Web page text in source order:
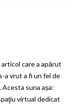
care a apărut
a vrut a fi un fel de
suna așa:
virtual dedicat